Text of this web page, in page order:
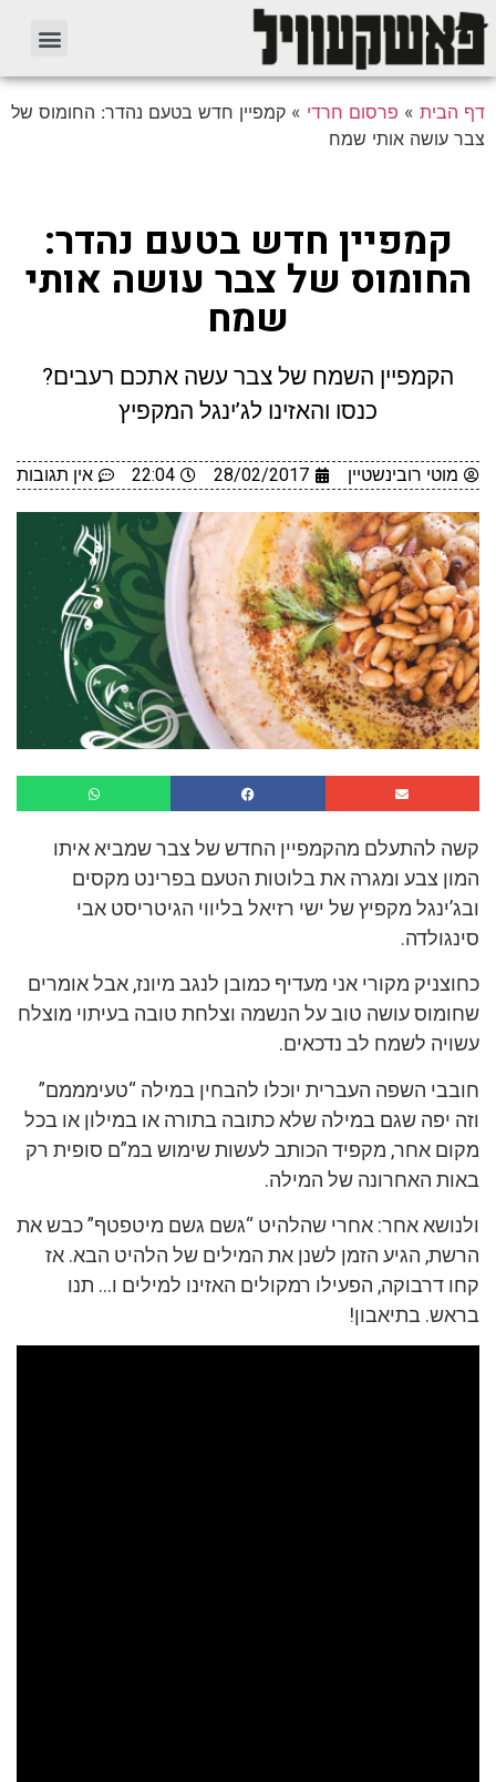
דף הבית » פרסום חרדי » קמפיין חדש בטעם נהדר: החומוס של
צבר עושה אותי שמח
קמפיין חדש בטעם נהדר:
החומוס של צבר עושה אותי
שמח
הקמפיין השמח של צבר עשה אתכם רעבים?
כנסו והאזינו לג’ינגל המקפיץ
מוטי רובינשטיין 28/02/2017
22:04 אין תגובות
קשה להתעלם מהקמפיין החדש של צבר שמביא איתו
המון צבע ומגרה את בלוטות הטעם בפרינט מקסים
ובג’ינגל מקפיץ של ישי רזיאל בליווי הגיטריסט אבי
סינגולדה.
כחוצניק מקורי אני מעדיף כמובן לנגב מיונז, אבל אומרים
שחומוס עושה טוב על הנשמה וצלחת טובה בעיתוי מוצלח
עשויה לשמח לב נדכאים.
חובבי השפה העברית יוכלו להבחין במילה “טעימממם”
וזה יפה שגם במילה שלא כתובה בתורה או במילון או בכל
מקום אחר, מקפיד הכותב לעשות שימוש במ”ם סופית רק
באות האחרונה של המילה.
ולנושא אחר: אחרי שהלהיט “גשם גשם מיטפטף” כבש את
הרשת, הגיע הזמן לשנן את המילים של הלהיט הבא. אז
קחו דרבוקה, הפעילו רמקולים האזינו למילים ו… תנו
בראש. בתיאבון!